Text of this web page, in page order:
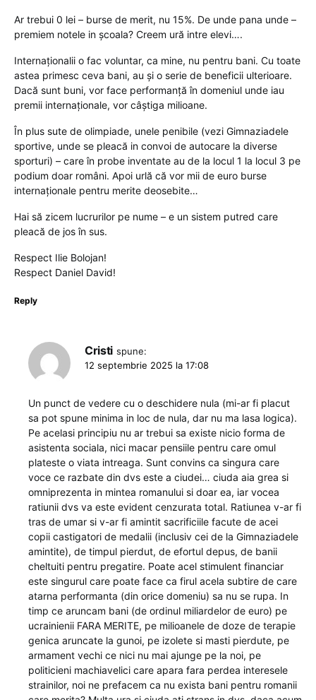
Ar trebui 0 lei – burse de merit, nu 15%. De unde pana unde –
premiem notele in școala? Creem ură intre elevi….
Internaționalii o fac voluntar, ca mine, nu pentru bani. Cu toate
astea primesc ceva bani, au și o serie de beneficii ulterioare.
Dacă sunt buni, vor face performanță în domeniul unde iau
premii internaționale, vor câștiga milioane.
În plus sute de olimpiade, unele penibile (vezi Gimnaziadele
sportive, unde se pleacă in convoi de autocare la diverse
sporturi) – care în probe inventate au de la locul 1 la locul 3 pe
podium doar români. Apoi urlă că vor mii de euro burse
internaționale pentru merite deosebite…
Hai să zicem lucrurilor pe nume – e un sistem putred care
pleacă de jos în sus.
Respect Ilie Bolojan!
Respect Daniel David!
Reply
Cristi spune:
12 septembrie 2025 la 17:08
Un punct de vedere cu o deschidere nula (mi-ar fi placut
sa pot spune minima in loc de nula, dar nu ma lasa logica).
Pe acelasi principiu nu ar trebui sa existe nicio forma de
asistenta sociala, nici macar pensiile pentru care omul
plateste o viata intreaga. Sunt convins ca singura care
voce ce razbate din dvs este a ciudei… ciuda aia grea si
omniprezenta in mintea romanului si doar ea, iar vocea
ratiunii dvs va este evident cenzurata total. Ratiunea v-ar fi
tras de umar si v-ar fi amintit sacrificiile facute de acei
copii castigatori de medalii (inclusiv cei de la Gimnaziadele
amintite), de timpul pierdut, de efortul depus, de banii
cheltuiti pentru pregatire. Poate acel stimulent financiar
este singurul care poate face ca firul acela subtire de care
atarna performanta (din orice domeniu) sa nu se rupa. In
timp ce aruncam bani (de ordinul miliardelor de euro) pe
ucrainienii FARA MERITE, pe milioanele de doze de terapie
genica aruncate la gunoi, pe izolete si masti pierdute, pe
armament vechi ce nici nu mai ajunge pe la noi, pe
politicieni machiavelici care apara fara perdea interesele
strainilor, noi ne prefacem ca nu exista bani pentru romanii